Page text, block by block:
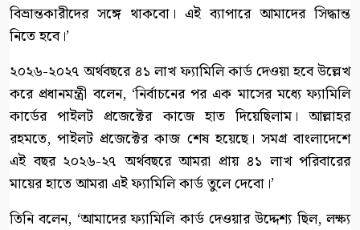
বিভ্রান্তকারীদের সঙ্গে থাকবো। এই ব্যাপারে আমাদের সিদ্ধান্ত
নিতে হবে।’
২০২৬-২০২৭ অর্থবছরে ৪১ লাখ ফ্যামিলি কার্ড দেওয়া হবে উল্লেখ
করে প্রধানমন্ত্রী বলেন, ‘নির্বাচনের পর এক মাসের মধ্যে ফ্যামিলি
কার্ডের পাইলট প্রজেক্টের কাজে হাত দিয়েছিলাম। আল্লাহর
রহমতে, পাইলট প্রজেক্টের কাজ শেষ হয়েছে। সমগ্র বাংলাদেশে
এই বছর ২০২৬-২৭ অর্থবছরে আমরা প্রায় ৪১ লাখ পরিবারের
মায়ের হাতে আমরা এই ফ্যামিলি কার্ড তুলে দেবো।’
তিনি বলেন, ‘আমাদের ফ্যামিলি কার্ড দেওয়ার উদ্দেশ্য ছিল, লক্ষ্য